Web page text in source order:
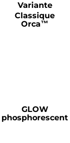
Variante
Classique
Orca™
GLOW
phosphorescent